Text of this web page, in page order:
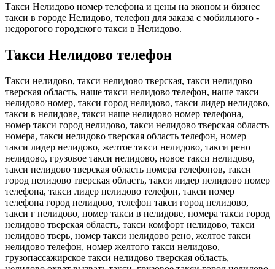
Такси Нелидово номер телефона и цены на эконом и бизнес
такси в городе Нелидово, телефон для заказа с мобильного -
недорогого городского такси в Нелидово.
Такси Нелидово телефон
Такси нелидово, такси нелидово тверская, такси нелидово
тверская область, наше такси нелидово телефон, наше такси
нелидово номер, такси город нелидово, такси лидер нелидово,
такси в нелидове, такси наше нелидово номер телефона,
номер такси город нелидово, такси нелидово тверская область
номера, такси нелидово тверская область телефон, номер
такси лидер нелидово, желтое такси нелидово, такси рено
нелидово, грузовое такси нелидово, новое такси нелидово,
такси нелидово тверская область номера телефонов, такси
город нелидово тверская область, такси лидер нелидово номер
телефона, такси лидер нелидово телефон, такси номер
телефона город нелидово, телефон такси город нелидово,
такси г нелидово, номер такси в нелидове, номера такси город
нелидово тверская область, такси комфорт нелидово, такси
нелидово тверь, номер такси нелидово рено, желтое такси
нелидово телефон, номер желтого такси нелидово,
грузопассажирское такси нелидово тверская область,